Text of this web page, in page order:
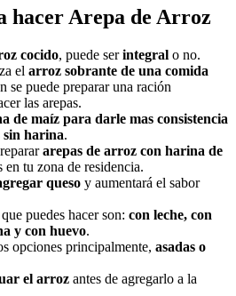
hacer Arepa de Arroz
cocido, puede serintegral o no.
el arroz sobrante de una comida
se puede preparar una ración
las arepas.
de maíz para darle mas consistencia
sin harina.
arepas de arroz con harina de
en tu zona de residencia.
queso y aumentará el sabor
puedes hacer son: con leche, con
y con huevo.
opciones principalmente, asadas o
el arroz antes de agregarlo a la